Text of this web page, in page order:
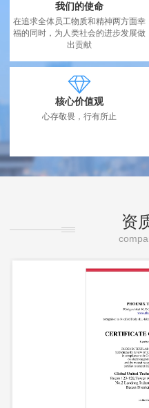
我们的使命
在追求全体员工物质和精神两方面幸
福的同时，为人类社会的进步发展做
出贡献
核心价值观
心存敬畏，行有所止
资